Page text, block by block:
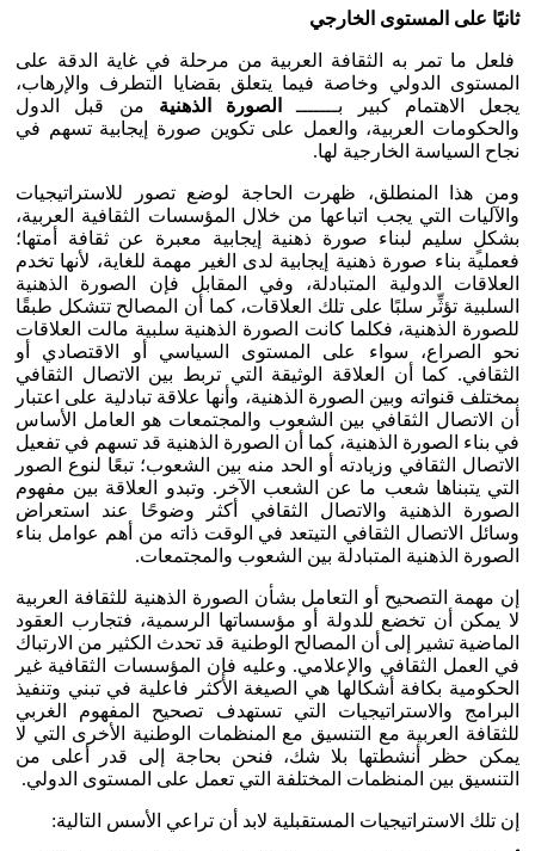
ثانيًا على المستوى الخارجي
فلعل ما تمر به الثقافة العربية من مرحلة في غاية الدقة على
المستوى الدولي وخاصة فيما يتعلق بقضايا التطرف والإرهاب،
يجعل الاهتمام كبير بـــــــ
الصورة الذهنية من قبل الدول
والحكومات العربية، والعمل على تكوين صورة إيجابية تسهم في
نجاح السياسة الخارجية لها.
ومن هذا المنطلق، ظهرت الحاجة لوضع تصور للاستراتيجيات
والآليات التي يجب اتباعها من خلال المؤسسات الثقافية العربية،
بشكلٍ سليم لبناء صورة ذهنية إيجابية معبرة عن ثقافة أمتها؛
فعملية بناء صورة ذهنية إيجابية لدى الغير مهمة للغاية، لأنها تخدم
العلاقات الدولية المتبادلة، وفي المقابل فإن الصورة الذهنية
السلبية تؤثِّر سلبًا على تلك العلاقات، كما أن المصالح تتشكل طبقًا
للصورة الذهنية، فكلما كانت الصورة الذهنية سلبية مالت العلاقات
نحو الصراع، سواء على المستوى السياسي أو الاقتصادي أو
الثقافي. كما أن العلاقة الوثيقة التي تربط بين الاتصال الثقافي
بمختلف قنواته وبين الصورة الذهنية، وأنها علاقة تبادلية على اعتبار
أن الاتصال الثقافي بين الشعوب والمجتمعات هو العامل الأساس
في بناء الصورة الذهنية، كما أن الصورة الذهنية قد تسهم في تفعيل
الاتصال الثقافي وزيادته أو الحد منه بين الشعوب؛ تبعًا لنوع الصور
التي يتبناها شعب ما عن الشعب الآخر. وتبدو العلاقة بين مفهوم
الصورة الذهنية والاتصال الثقافي أكثر وضوحًا عند استعراض
وسائل الاتصال الثقافي التيتعد في الوقت ذاته من أهم عوامل بناء
الصورة الذهنية المتبادلة بين الشعوب والمجتمعات.
إن مهمة التصحيح أو التعامل بشأن الصورة الذهنية للثقافة العربية
لا يمكن أن تخضع للدولة أو مؤسساتها الرسمية، فتجارب العقود
الماضية تشير إلى أن المصالح الوطنية قد تحدث الكثير من الارتباك
في العمل الثقافي والإعلامي. وعليه فإن المؤسسات الثقافية غير
الحكومية بكافة أشكالها هي الصيغة الأكثر فاعلية في تبني وتنفيذ
البرامج والاستراتيجيات التي تستهدف تصحيح المفهوم الغربي
للثقافة العربية مع التنسيق مع المنظمات الوطنية الأخرى التي لا
يمكن حظر أنشطتها بلا شك، فنحن بحاجة إلى قدر أعلى من
التنسيق بين المنظمات المختلفة التي تعمل على المستوى الدولي.
إن تلك الاستراتيجيات المستقبلية لابد أن تراعي الأسس التالية: